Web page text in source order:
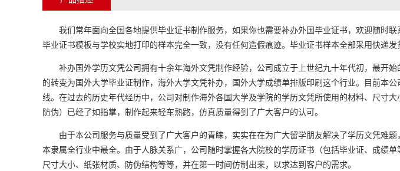
我们常年面向全国各地提供毕业证书制作服务，如果你也需要补办外国毕业证书，欢迎随时联
毕业证书模板与学校实地打印的样本完全一致，没有任何造假痕迹。毕业证书样本全部采用快递
补办国外学历文凭公司拥有十余年海外文凭制作经验，公司成立于上世纪九十年代初，最开
的转变为国外大学毕业证制作，海外大学文凭补办，国外大学成绩单排版印刷这个行业。目前本
线。在过去的历史年代经历中，公司对制作海外各国大学及学院的学历文凭所使用的材料、尺寸
防伪）已经了如指掌，制作起来轻车熟路，仿真质量得到了广大客户的认可。
由于本公司服务与质量受到了广大客户的青睐，实实在在为广大留学朋友解决了学历文凭难
本隶属全行业中最全。由于人脉关系广，公司随时掌握各大院校的学历证书（包括毕业证、成绩
尺寸大小、纸张材质、防伪结构等等，并在第一时间仿制出来，以求达到客户的需求。